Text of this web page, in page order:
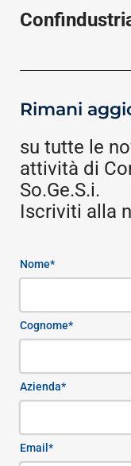
Rimani
su tutte le
attività di
So.Ge.S.i.
Iscriviti alla
Nome*
Cognome*
Azienda*
Email*